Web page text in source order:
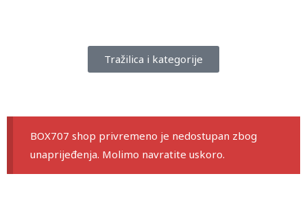
Tražilica i kategorije
BOX707 shop privremeno je nedostupan zbog
unaprijeđenja. Molimo navratite uskoro.